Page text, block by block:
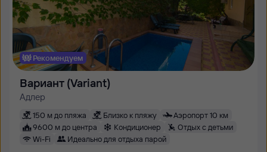
Рекомендуем
Вариант (Variant)
Адлер
150 м до пляжа Близко к пляжу
Аэропорт 10 км
9600 м до центра
Кондиционер
Отдых с детьми
Wi-Fi
Идеально для отдыха парой